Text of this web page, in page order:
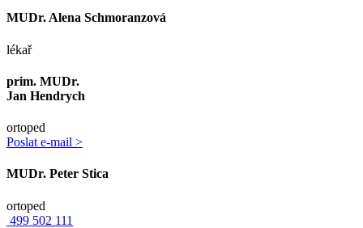
MUDr. Alena Schmoranzová
lékař
prim. MUDr.
Jan Hendrych
ortoped
Poslat e-mail >
MUDr. Peter Stica
ortoped
499 502 111